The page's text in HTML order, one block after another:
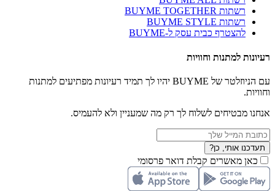
רשתות BUYME TOGETHER
רשתות BUYME STYLE
להצטרף כבית עסק ל-BUYME
רעיונות למתנות וחוויות
עם הניוזלטר של BUYME יהיו לך תמיד רעיונות מפתיעים למתנות
וחוויות.
אנחנו מבטיחים לשלוח לך רק מה שמעניין ולא להעמיס.
תעדכנו אותי, כן?
כאן מאשרים קבלת דואר פרסומי